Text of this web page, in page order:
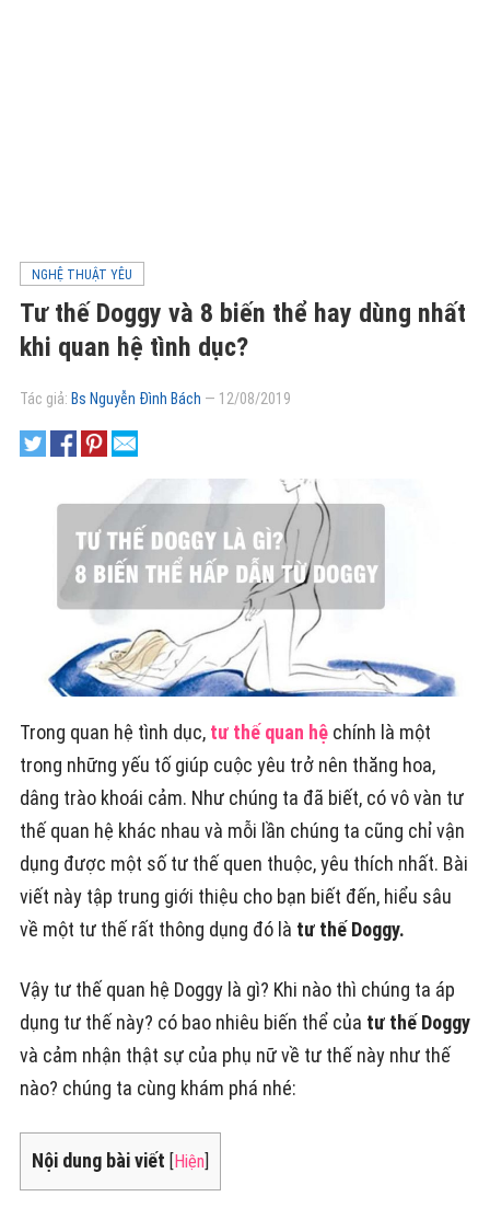
NGHỆ THUẬT YÊU
Tư thế Doggy và 8 biến thể hay dùng nhất
khi quan hệ tình dục?
Tác giả: Bs Nguyễn Đình Bách — 12/08/2019
Trong quan hệ tình dục, tư thế quan hệchính là một
trong những yếu tố giúp cuộc yêu trở nên thăng hoa,
dâng trào khoái cảm. Như chúng ta đã biết, có vô vàn tư
thế quan hệ khác nhau và mỗi lần chúng ta cũng chỉ vận
dụng được một số tư thế quen thuộc, yêu thích nhất. Bài
viết này tập trung giới thiệu cho bạn biết đến, hiểu sâu
về một tư thế rất thông dụng đó là tư thế Doggy.
Vậy tư thế quan hệ Doggy là gì? Khi nào thì chúng ta áp
dụng tư thế này? có bao nhiêu biến thể của tư thế Doggy
và cảm nhận thật sự của phụ nữ về tư thế này như thế
nào? chúng ta cùng khám phá nhé:
Nội dung bài viết Hiện